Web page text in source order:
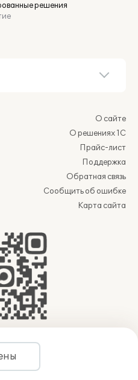
решения
О сайте
О решениях 1С
Прайс-лист
Поддержка
Обратная связь
Сообщить об ошибке
Карта сайта
(правопреемник ООО
websol@1c.ru